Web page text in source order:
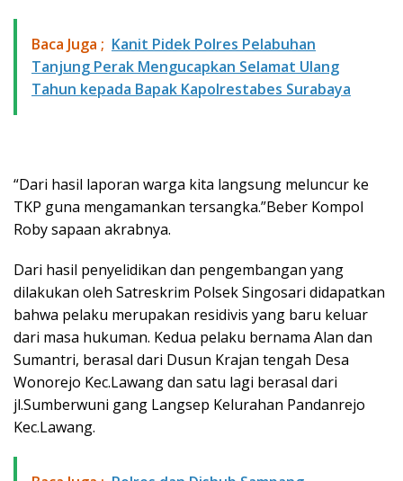
Baca Juga ; Kanit Pidek Polres Pelabuhan
Tanjung Perak Mengucapkan Selamat Ulang
Tahun kepada Bapak Kapolrestabes Surabaya
“Dari hasil laporan warga kita langsung meluncur ke
TKP guna mengamankan tersangka.”Beber Kompol
Roby sapaan akrabnya.
Dari hasil penyelidikan dan pengembangan yang
dilakukan oleh Satreskrim Polsek Singosari didapatkan
bahwa pelaku merupakan residivis yang baru keluar
dari masa hukuman. Kedua pelaku bernama Alan dan
Sumantri, berasal dari Dusun Krajan tengah Desa
Wonorejo Kec.Lawang dan satu lagi berasal dari
jl.Sumberwuni gang Langsep Kelurahan Pandanrejo
Kec.Lawang.